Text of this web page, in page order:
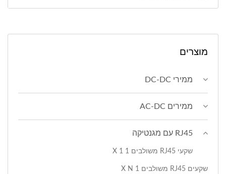
מוצרים
ממירי DC-DC
ממירים AC-DC
RJ45 עם מגנטיקה
שקעי RJ45 משולבים 1 X 1
שקעים RJ45 משולבים 1 X N